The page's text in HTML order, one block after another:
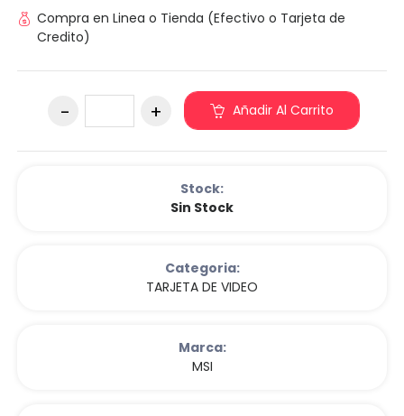
Compra en Linea o Tienda (Efectivo o Tarjeta de
Credito)
Añadir Al Carrito
Stock:
Sin Stock
Categoria:
TARJETA DE VIDEO
Marca:
MSI